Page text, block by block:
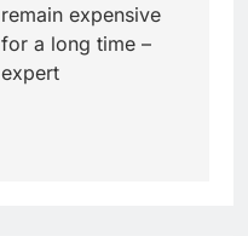
remain expensive
for a long time –
expert